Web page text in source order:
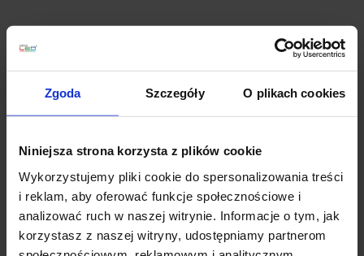
Zgoda Szczegóły O plikach cookies
Niniejsza strona korzysta z plików cookie
Wykorzystujemy pliki cookie do spersonalizowania treści
i reklam, aby oferować funkcje społecznościowe i
analizować ruch w naszej witrynie. Informacje o tym, jak
korzystasz z naszej witryny, udostępniamy partnerom
LUCES CAYES LE42614
lampa sufitowa 3xGU10
420,00 zł
Zobacz szczegóły
LUCES CAYES LE42615
4xGU10
529,00 zł
Zobacz szczegóły